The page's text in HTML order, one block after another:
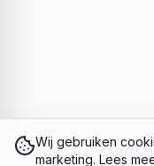
Wij gebruiken
marketing. Lees